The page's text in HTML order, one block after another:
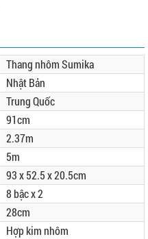
Thang nhôm Sumika
Nhật Bản
Trung Quốc
91cm
2.37m
5m
93 x 52.5 x 20.5cm
8 bậc x 2
28cm
Hợp kim nhôm